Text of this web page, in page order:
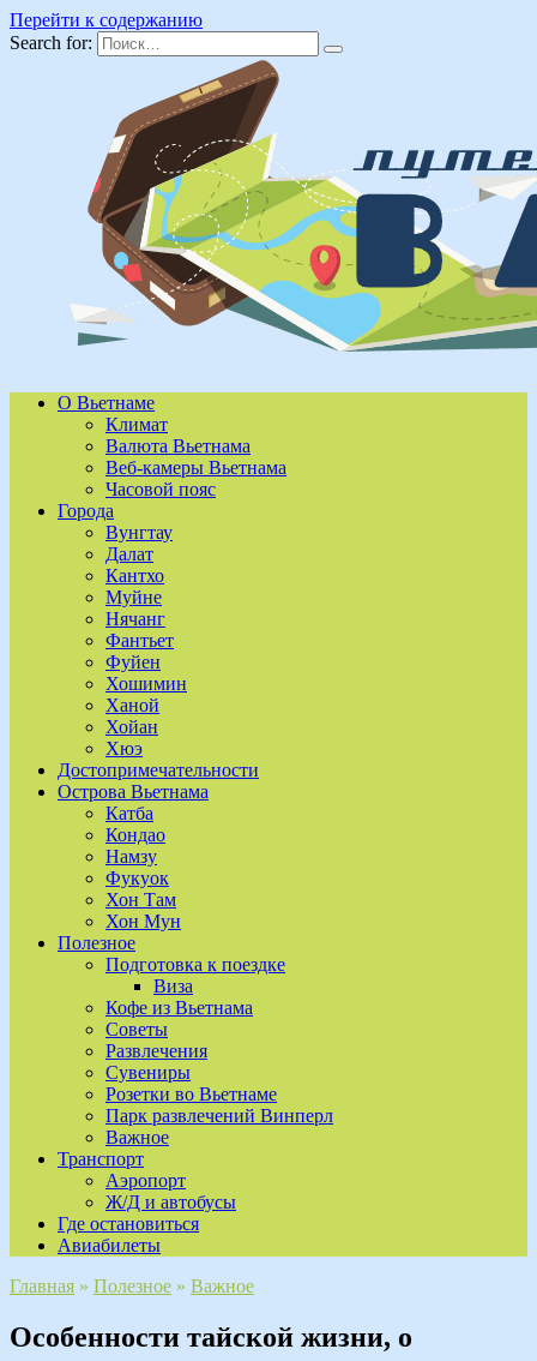
Перейти к содержанию
Search for:
О Вьетнаме
Климат
Валюта Вьетнама
Веб-камеры Вьетнама
Часовой пояс
Города
Вунгтау
Далат
Кантхо
Муйне
Нячанг
Фантьет
Фуйен
Хошимин
Ханой
Хойан
Хюэ
Достопримечательности
Острова Вьетнама
Катба
Кондао
Намзу
Фукуок
Хон Там
Хон Мун
Полезное
Подготовка к поездке
Виза
Кофе из Вьетнама
Советы
Развлечения
Сувениры
Розетки во Вьетнаме
Парк развлечений Винперл
Важное
Транспорт
Аэропорт
Ж/Д и автобусы
Где остановиться
Авиабилеты
Главная » Полезное » Важное
Особенности тайской жизни, о